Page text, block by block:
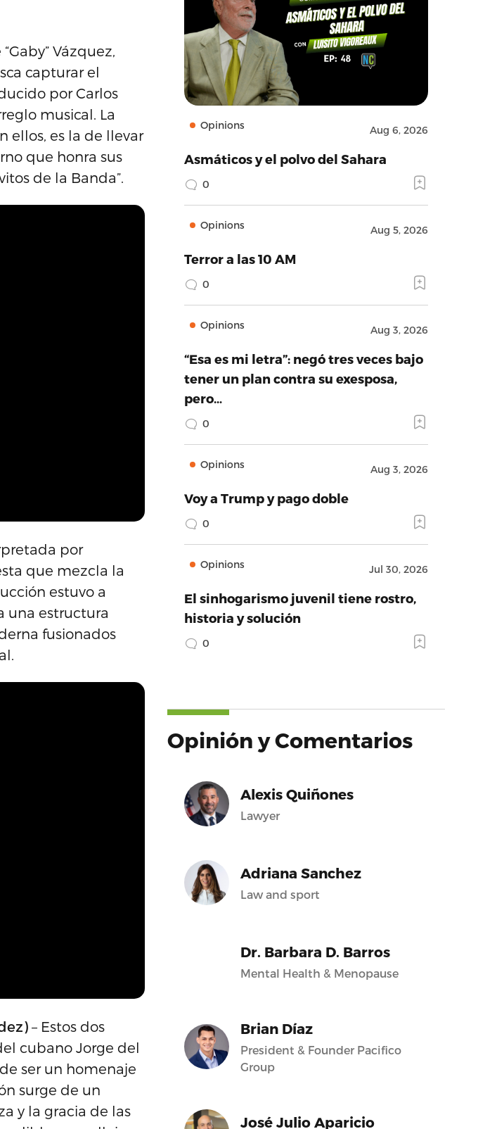
Vázquez,
capturar el
por Carlos
musical. La
ellos, es la de llevar
que honra sus
de la Banda”.
por
que mezcla la
estuvo a
una estructura
fusionados
– Estos dos
cubano Jorge del
ser un homenaje
surge de un
y la gracia de las
Opinions Aug 6, 2026
Asmáticos y el polvo del Sahara
0
Opinions Aug 5, 2026
Terror a las 10 AM
0
Opinions Aug 3, 2026
“Esa es mi letra”: negó tres veces bajo
tener un plan contra su exesposa,
pero…
0
Opinions Aug 3, 2026
Voy a Trump y pago doble
0
Opinions Jul 30, 2026
El sinhogarismo juvenil tiene rostro,
historia y solución
0
Opinión y Comentarios
Alexis Quiñones
Lawyer
Adriana Sanchez
Law and sport
Dr. Barbara D. Barros
Mental Health & Menopause
Brian Díaz
President & Founder Pacifico
Group
José Julio Aparicio